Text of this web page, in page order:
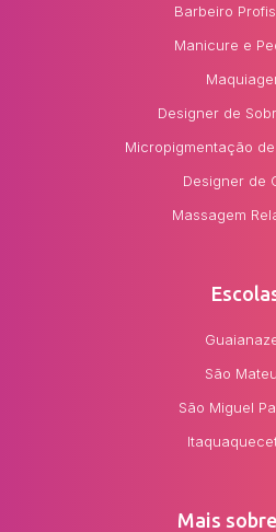
Barbeiro
Manicure e
Designer de
Micropigmentação
Designer de
Massagem
São
São Miguel
Mais